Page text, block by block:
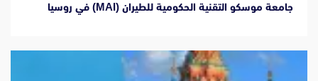
جامعة موسكو التقنية الحكومية للطيران (MAI) في روسيا